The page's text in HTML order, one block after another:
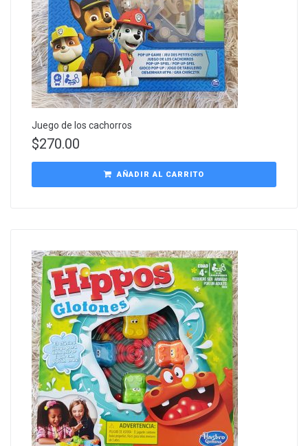
Juego de los cachorros
$270.00
AÑADIR AL CARRITO